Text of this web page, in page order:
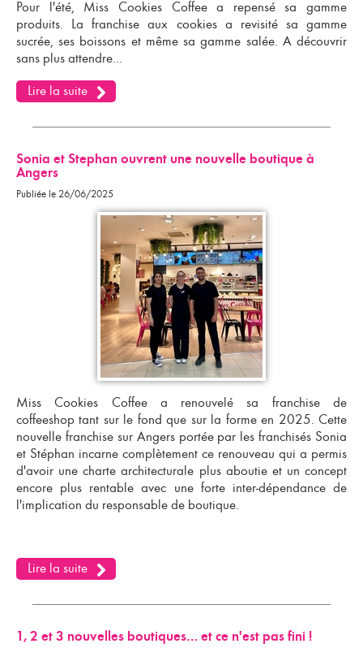
Pour l'été, Miss Cookies Coffee a repensé sa gamme
produits. Lafranchise aux cookiesa revisité sa gamme
sucrée, ses boissons et même sa gamme salée. A découvrir
sans plus attendre...
Lire la suite
Sonia et Stephan ouvrent une nouvelle boutique à
Angers
Publiée le 26/06/2025
Miss Cookies Coffee a renouvelé sa franchise de
coffeeshop tant sur le fond que sur la forme en 2025. Cette
nouvelle franchise sur Angers portée par les franchisés Sonia
et Stéphan incarne complètement ce renouveau qui a permis
d'avoir une charte architecturale plus aboutie et un concept
encore plus rentable avec une forte inter-dépendance de
l'implication du responsable de boutique.
Lire la suite
1, 2 et 3 nouvelles boutiques… et ce n'est pas fini !